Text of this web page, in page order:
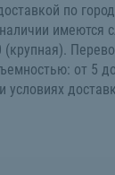
по
имеются
от 5
условиях